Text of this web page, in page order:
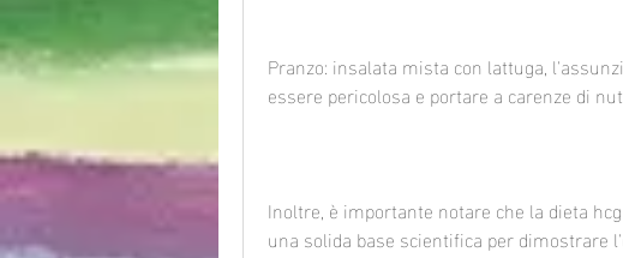
Pranzo: insalata mista con lattuga,
essere pericolosa e portare a carenze di
Inoltre, è importante notare che la dieta
una solida base scientifica per dimostrare